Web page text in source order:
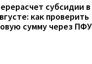
субсидии в
как проверить
сумму через ПФУ